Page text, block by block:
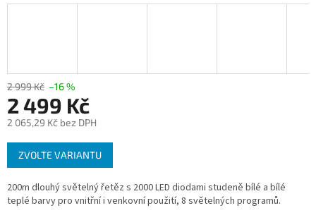
2 999 Kč –16 %
2 499 Kč
2 065,29 Kč bez DPH
Měrná
cena:
ZVOLTE VARIANTU
200m dlouhý světelný řetěz s 2000 LED diodami studeně bílé a bílé
teplé barvy pro vnitřní i venkovní použití, 8 světelných programů.